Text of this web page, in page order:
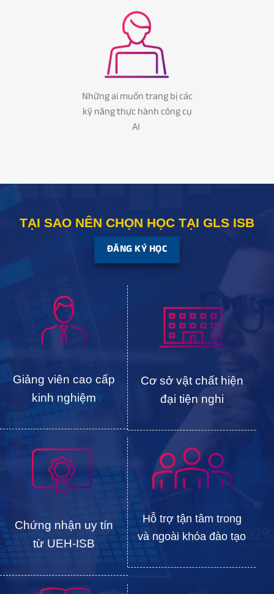
Những ai muốn trang bị các
kỹ năng thực hành công cụ
AI
TẠI SAO NÊN CHỌN HỌC TẠI GLS ISB
ĐĂNG KÝ HỌC
Giảng viên cao cấp
kinh nghiệm
Cơ sở vật chất hiện
đại tiện nghi
Chứng nhận uy tín
từ UEH-ISB
Hỗ trợ tận tâm trong
và ngoài khóa đào tạo